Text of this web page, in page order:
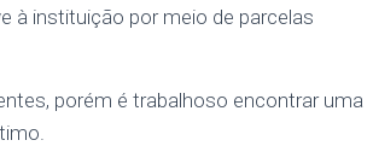
à instituição por meio de parcelas
porém é trabalhoso encontrar uma